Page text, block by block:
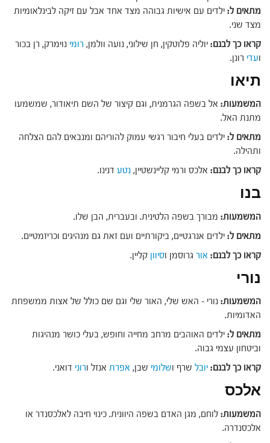
מתאים ל: ילדים עם אישיות גבוהה מצד אחד אבל עם זיקה לבינלאומיות
מצד שני.
קראו כך לבנם: יוליה פלוטקין, חן שילוני, נועה וולמן, רומי נוימרק, רן בכור
ועדי רונן.
תיאו
המשמעות: אל בשפה הגרמנית, וגם קיצור של השם תיאודור, שמשמעו
מתנת האל.
מתאים ל: ילדים בעלי חיבור רגשי עמוק להוריהם ומנבאים להם הצלחה
ותהילה.
קראו כך לבנם: אלכס ורמי קליינשטיין, נטע דנינו.
בנו
המשמעות: מבורך בשפה הלטינית. ובעברית, הבן שלו.
מתאים ל: ילדים אנרגטיים, ביקורתיים ועם זאת גם מנהיגים וכריזמטיים.
קראו כך לבנם: אור גרוסמן וסיוון קליין.
נורי
המשמעות: נורי – האש שלי, האור שלי וגם שם כולל של אצות ממשפחת
האדומיות.
מתאים ל: ילדים האוהבים מרחב מחייה וחופש, בעלי כושר מנהיגות
וביטחון עצמי גבוה.
קראו כך לבנם: יובל שרף ושלומי שבן, אפרת אנזל ורוני דואני.
אלכס
המשמעות: לוחם, מגן האדם בשפה היוונית. כינוי חיבה לאלכסנדר או
אלכסנדרה.